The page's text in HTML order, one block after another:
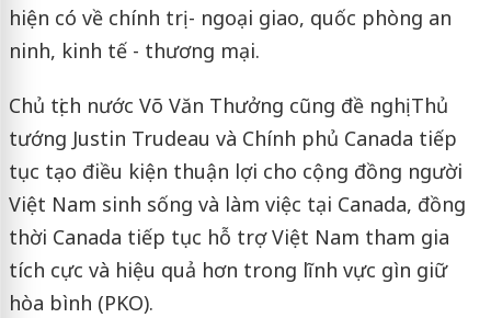
hiện có về chính trị - ngoại giao, quốc phòng an
ninh, kinh tế - thương mại.
Chủ tịch nước Võ Văn Thưởng cũng đề nghị Thủ
tướng Justin Trudeau và Chính phủ Canada tiếp
tục tạo điều kiện thuận lợi cho cộng đồng người
Việt Nam sinh sống và làm việc tại Canada, đồng
thời Canada tiếp tục hỗ trợ Việt Nam tham gia
tích cực và hiệu quả hơn trong lĩnh vực gìn giữ
hòa bình (PKO).